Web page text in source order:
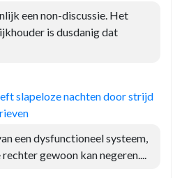
een non-discussie. Het
is dusdanig dat
slapeloze nachten door strijd
een dysfunctioneel systeem,
gewoon kan negeren....